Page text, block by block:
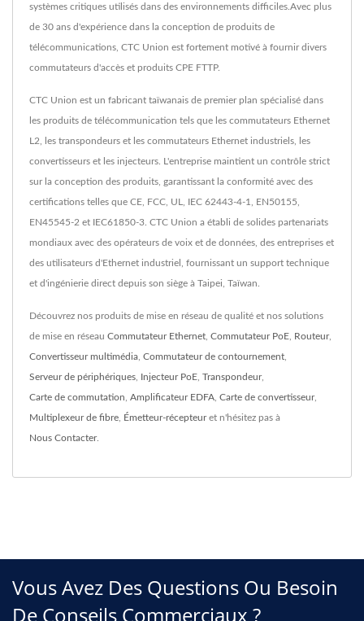
systèmes critiques utilisés dans des environnements difficiles.Avec plus
de 30 ans d'expérience dans la conception de produits de
télécommunications, CTC Union est fortement motivé à fournir divers
commutateurs d'accès et produits CPE FTTP.
CTC Union est un fabricant taïwanais de premier plan spécialisé dans
les produits de télécommunication tels que les commutateurs Ethernet
L2, les transpondeurs et les commutateurs Ethernet industriels, les
convertisseurs et les injecteurs. L'entreprise maintient un contrôle strict
sur la conception des produits, garantissant la conformité avec des
certifications telles que CE, FCC, UL, IEC 62443-4-1, EN50155,
EN45545-2 et IEC61850-3. CTC Union a établi de solides partenariats
mondiaux avec des opérateurs de voix et de données, des entreprises et
des utilisateurs d'Ethernet industriel, fournissant un support technique
et d'ingénierie direct depuis son siège à Taipei, Taïwan.
Découvrez nos produits de mise en réseau de qualité et nos solutions
de mise en réseau Commutateur Ethernet Commutateur PoE Routeur,
Convertisseur multimédia Commutateur de contournement
Serveur de périphériques Injecteur PoE Transpondeur,
Carte de commutation Amplificateur EDFA Carte de convertisseur,
Multiplexeur de fibre Émetteur-récepteuret n'hésitez pas à
Nous Contacter.
Vous Avez Des Questions Ou Besoin
De Conseils Commerciaux ?